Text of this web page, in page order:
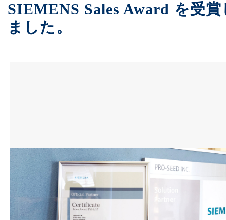
お知らせ
採用情報
SIEMENS Sales Award を受賞
ました。